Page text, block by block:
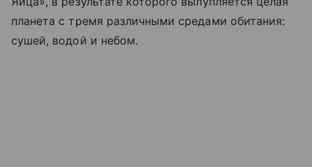
планета с тремя различными средами обитания:
сушей, водой и небом.